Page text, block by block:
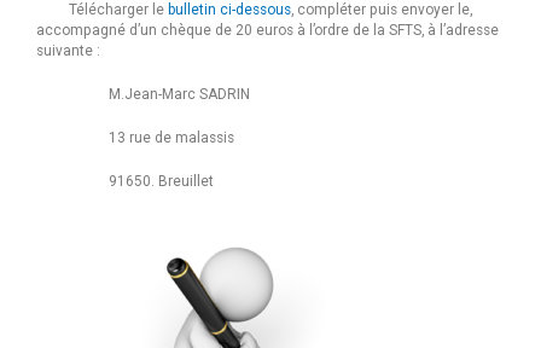
Télécharger le bulletin ci-dessous, compléter puis envoyer le,
accompagné d’un chèque de 20 euros à l’ordre de la SFTS, à l’adresse
suivante :
M.Jean-Marc SADRIN
13 rue de malassis
91650. Breuillet